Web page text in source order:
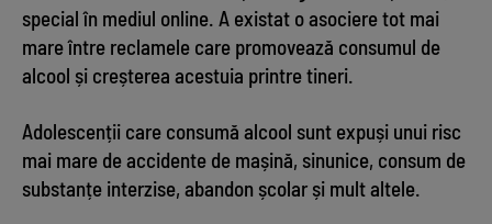
special în mediul online. A existat o asociere tot mai
mare între reclamele care promovează consumul de
alcool și creșterea acestuia printre tineri.
Adolescenții care consumă alcool sunt expuși unui risc
mai mare de accidente de mașină, sinunice, consum de
substanțe interzise, abandon școlar și mult altele.